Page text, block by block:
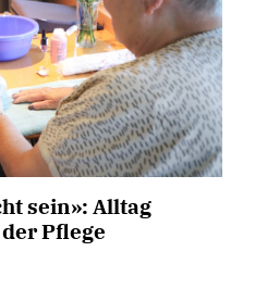
sein»: Alltag
Pflege